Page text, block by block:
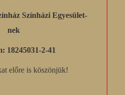
Színházi Egyesület-
nek
18245031-2-41
előre is köszönjük!